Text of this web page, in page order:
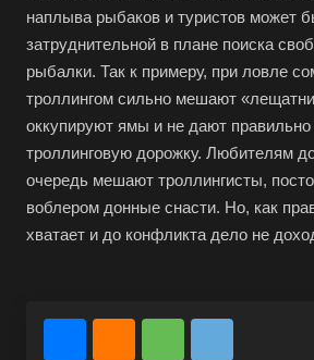
наплыва рыбаков и туристов может
затруднительной в плане поиска
рыбалки. Так к примеру, при ловле
троллингом сильно мешают
оккупируют ямы и не дают
троллинговую дорожку. Любителям
очередь мешают троллингисты,
воблером донные снасти. Но, как
хватает и до конфликта дело не